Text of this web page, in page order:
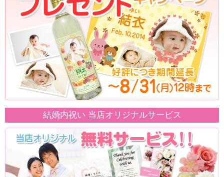
結婚内祝い 当店オリジナルサービス